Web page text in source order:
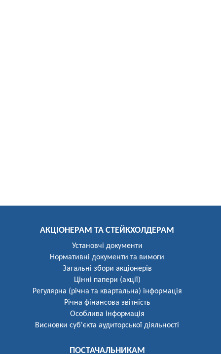
АКЦІОНЕРАМ ТА СТЕЙКХОЛДЕРАМ
Установчі документи
Нормативні документи та вимоги
Загальні збори акціонерів
Цінні папери (акції)
Регулярна (річна та квартальна) інформація
Річна фінансова звітність
Особлива інформація
Висновки суб'єкта аудиторської діяльності
ПОСТАЧАЛЬНИКАМ